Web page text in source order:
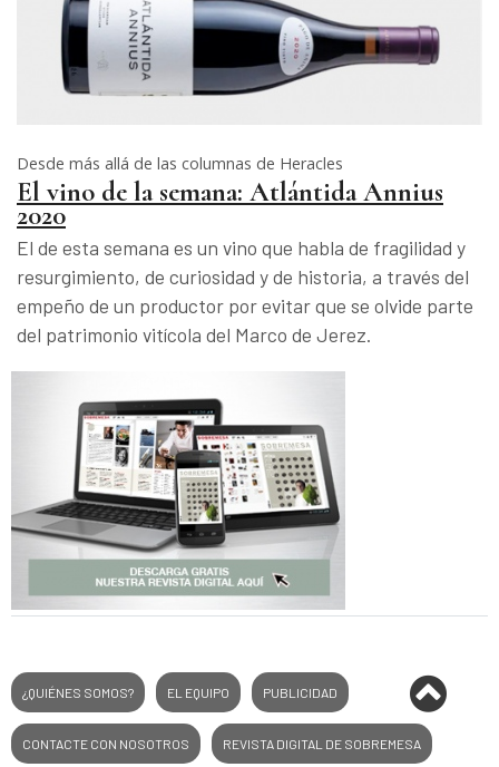
Desde más allá de las columnas de Heracles
El vino de la semana: Atlántida Annius
2020
El de esta semana es un vino que habla de fragilidad y
resurgimiento, de curiosidad y de historia, a través del
empeño de un productor por evitar que se olvide parte
del patrimonio vitícola del Marco de Jerez.
¿QUIÉNES SOMOS? EL EQUIPO PUBLICIDAD
CONTACTE CON NOSOTROS REVISTA DIGITAL DE SOBREMESA